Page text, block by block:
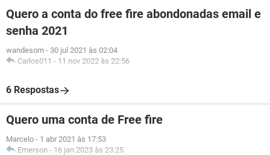
Quero a conta do free fire abondonadas email e
senha 2021
wandesom - 30 jul 2021 às 02:04
Carlos011 - 11 nov 2022 às 22:56
6 Respostas
Quero uma conta de Free fire
Marcelo - 1 abr 2021 às 17:53
Emerson - 16 jan 2023 às 23:25